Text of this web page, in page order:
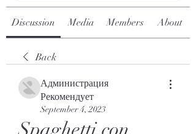
Discussion Media Members About
Back
Администрация
Рекомендует
September 4, 2023